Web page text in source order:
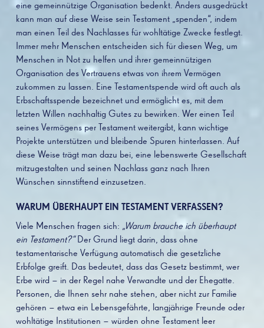
eine gemeinnützige Organisation bedenkt. Anders ausgedrückt
kann man auf diese Weise sein Testament „spenden“, indem
man einen Teil des Nachlasses für wohltätige Zwecke festlegt.
Immer mehr Menschen entscheiden sich für diesen Weg, um
Menschen in Not zu helfen und ihrer gemeinnützigen
Organisation des Vertrauens etwas von ihrem Vermögen
zukommen zu lassen. Eine Testamentspende wird oft auch als
Erbschaftsspende bezeichnet und ermöglicht es, mit dem
letzten Willen nachhaltig Gutes zu bewirken. Wer einen Teil
seines Vermögens per Testament weitergibt, kann wichtige
Projekte unterstützen und bleibende Spuren hinterlassen. Auf
diese Weise trägt man dazu bei, eine lebenswerte Gesellschaft
mitzugestalten und seinen Nachlass ganz nach Ihren
Wünschen sinnstiftend einzusetzen.
WARUM ÜBERHAUPT EIN TESTAMENT VERFASSEN?
Viele Menschen fragen sich: „Warum brauche ich überhaupt
ein Testament?“Der Grund liegt darin, dass ohne
testamentarische Verfügung automatisch die gesetzliche
Erbfolge greift. Das bedeutet, dass das Gesetz bestimmt, wer
Erbe wird – in der Regel nahe Verwandte und der Ehegatte.
Personen, die Ihnen sehr nahe stehen, aber nicht zur Familie
gehören – etwa ein Lebensgefährte, langjährige Freunde oder
wohltätige Institutionen – würden ohne Testament leer